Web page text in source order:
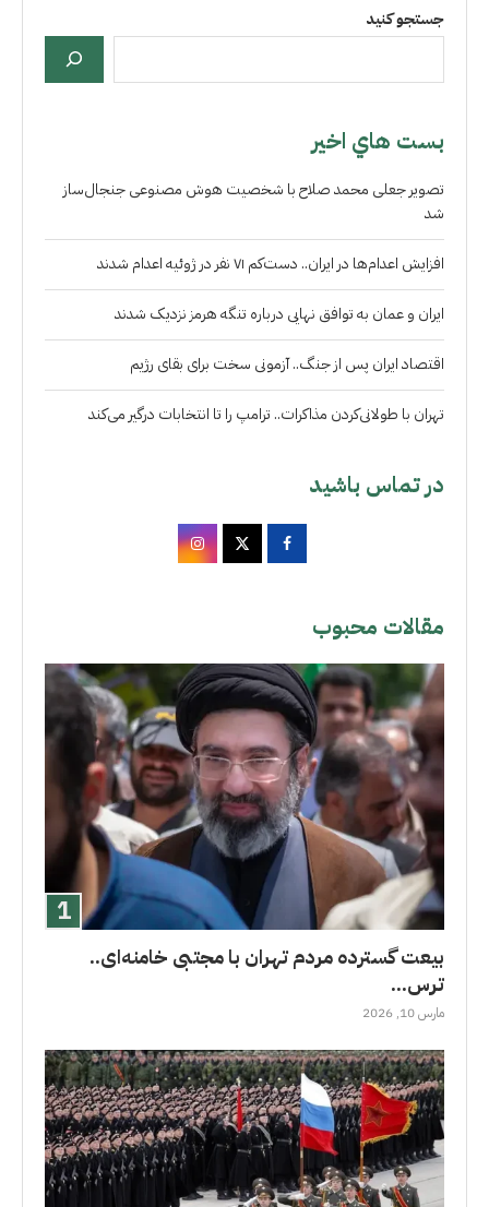
جستجو کنید
بست هاي اخير
تصویر جعلی محمد صلاح با شخصیت هوش مصنوعی جنجال‌ساز
شد
افزایش اعدام‌ها در ایران.. دست‌کم ۷۱ نفر در ژوئیه اعدام شدند
ایران و عمان به توافق نهایی درباره تنگه هرمز نزدیک شدند
اقتصاد ایران پس از جنگ.. آزمونی سخت برای بقای رژیم
تهران با طولانی‌کردن مذاکرات.. ترامپ را تا انتخابات درگیر می‌کند
در تماس باشید
مقالات محبوب
بیعت گسترده مردم تهران با مجتبی خامنه‌ای..
ترس...
مارس 10, 2026